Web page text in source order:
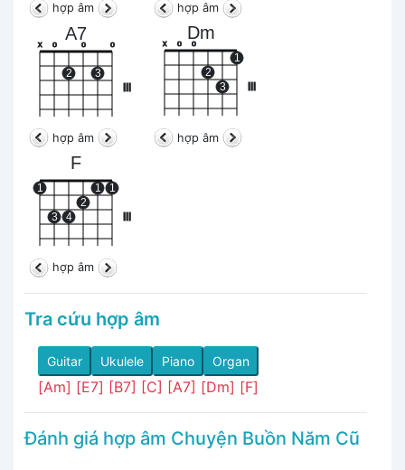
hợp âm hợp âm
A7
III
x o
2
o
3
o
hợp âm
Dm
x o o
2
3
1
hợp âm
F
III
1
3 4
2
1 1
hợp âm
Tra cứu hợp âm
Guitar Ukulele Piano Organ
[Am] [E7] [B7] [C] [A7] [Dm] [F]
Đánh giá hợp âm Chuyện Buồn Năm Cũ